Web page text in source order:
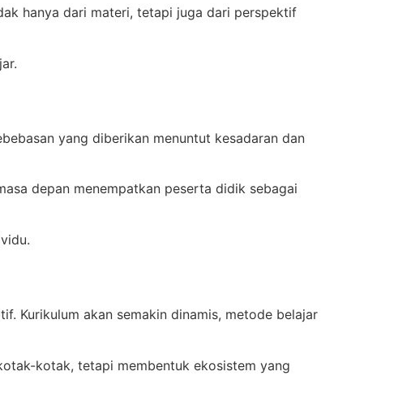
hanya dari materi, tetapi juga dari perspektif
yang diberikan menuntut kesadaran dan
depan menempatkan peserta didik sebagai
Kurikulum akan semakin dinamis, metode belajar
kotak, tetapi membentuk ekosistem yang